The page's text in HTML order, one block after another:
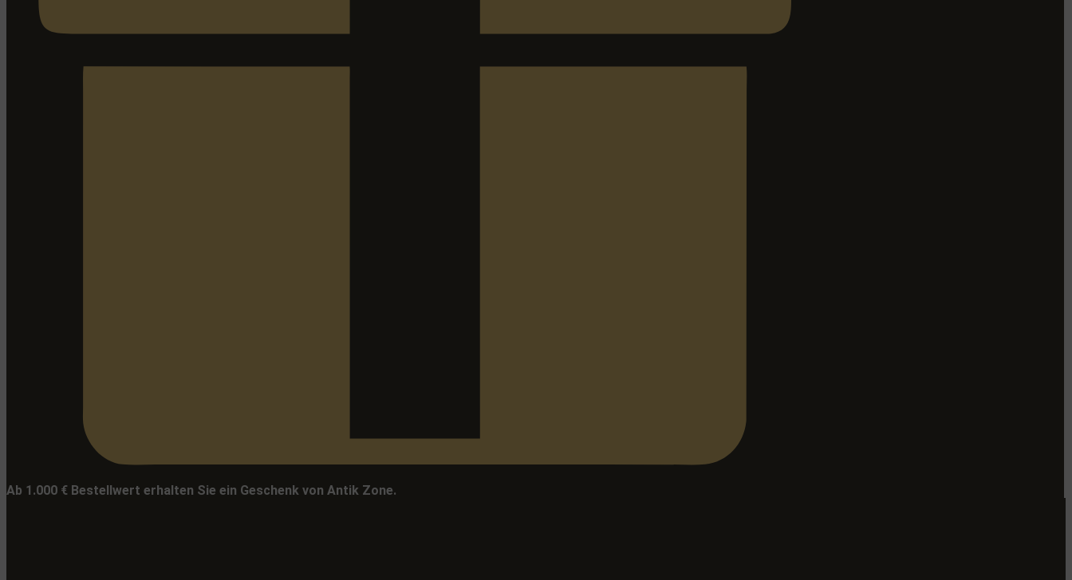
Ab 1.000 € Bestellwert erhalten Sie ein Geschenk von Antik Zone.